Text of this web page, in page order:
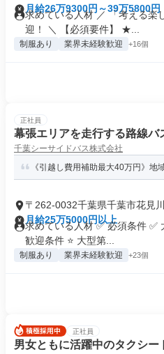
月給26万9300円～39万5800円
求めている人材 ／ 「考える楽
迎！ ＼ 【必須要件】 ★...
制服あり 業界未経験歓迎 +16個
正社員
幕張エリアを走行する路線バ
千葉シーサイドバス株式会社
《引越し費用補助最大40万円》地
〒262-0032千葉県千葉市花見
月給25万5000円以上
求めている人材 ✅ 必須条件 ✅
歓迎条件 ⭐ 大型第...
制服あり 業界未経験歓迎 +23個
正社員
男女ともに活躍中のタクシー